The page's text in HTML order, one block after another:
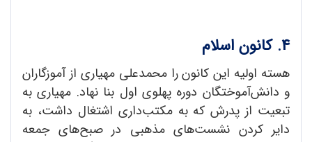
4. کانون اسلام
هسته اولیه این کانون را محمدعلی مهیاری از آموزگاران
و دانش‌آموختگان دوره پهلوی اول بنا نهاد. مهیاری به
تبعیت از پدرش که به مکتب‌داری اشتغال داشت، به
دایر کردن نشست‌های مذهبی در صبح‌های جمعه